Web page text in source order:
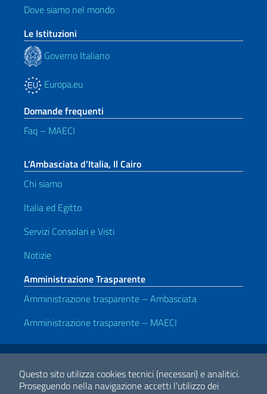
Questo sito utilizza cookies tecnici (necessari) e analitici.
Proseguendo nella navigazione accetti l'utilizzo dei
Dove siamo nel mondo
Le Istituzioni
Governo Italiano
Europa.eu
Domande frequenti
Faq – MAECI
L’Ambasciata d’Italia, Il Cairo
Chi siamo
Italia ed Egitto
Servizi Consolari e Visti
Notizie
Amministrazione Trasparente
Amministrazione trasparente – Ambasciata
Amministrazione trasparente – MAECI
Link Utili